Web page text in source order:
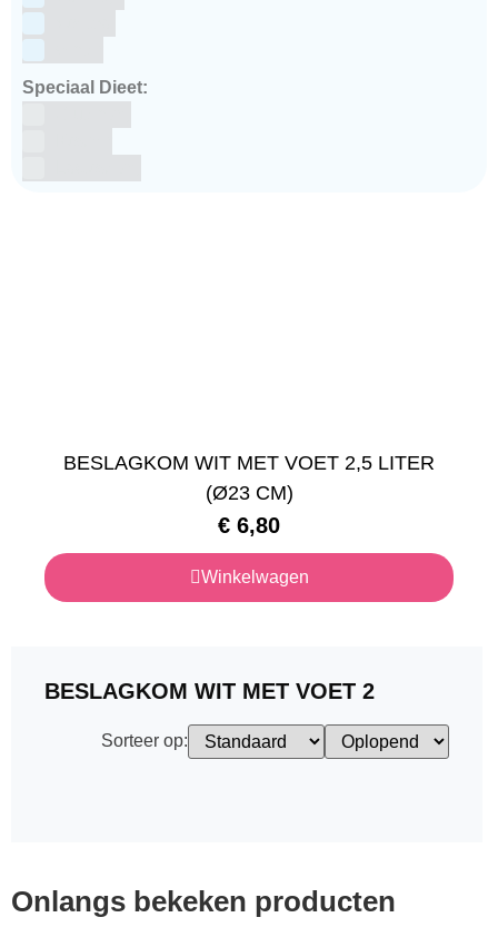
Speciaal Dieet:
BESLAGKOM WIT MET VOET 2,5 LITER
(Ø23 CM)
€ 6,80
Winkelwagen
BESLAGKOM WIT MET VOET 2
Sorteer op:
Onlangs bekeken producten